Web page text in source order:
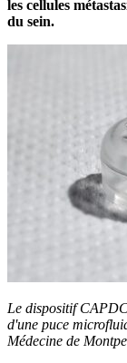
les cellules
du sein.
Le dispositif
d'une puce
Médecine de